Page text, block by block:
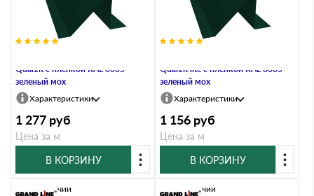
Quarzit с пленкой RAL 6005
зеленый мох
Характеристики
1 277 руб
Цена за м
В КОРЗИНУ
Quarzit lite с пленкой RAL 6005
зеленый мох
Характеристики
1 156 руб
Цена за м
В КОРЗИНУ
В наличии В наличии